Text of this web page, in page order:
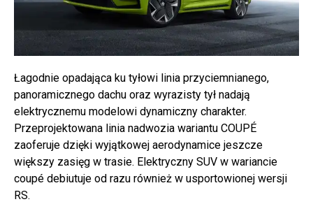
Łagodnie opadająca ku tyłowi linia przyciemnianego,
panoramicznego dachu oraz wyrazisty tył nadają
elektrycznemu modelowi dynamiczny charakter.
Przeprojektowana linia nadwozia wariantu COUPÉ
zaoferuje dzięki wyjątkowej aerodynamice jeszcze
większy zasięg w trasie. Elektryczny SUV w wariancie
coupé debiutuje od razu również w usportowionej wersji
RS.